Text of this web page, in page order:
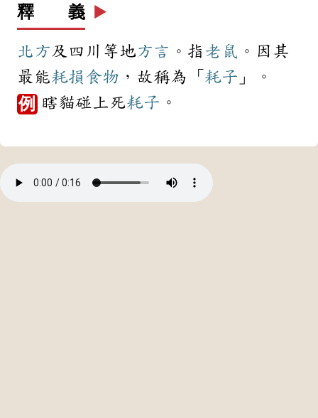
釋 義 ▶️
北方及四川等地方言 。指 老鼠 。因其
最能耗損 食物 ，故稱為「 耗子 」。
例 瞎貓碰上死耗子 。